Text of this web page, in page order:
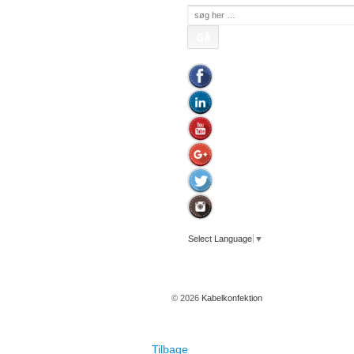
Select Language ▼
© 2026 Kabelkonfektion
Tilbage